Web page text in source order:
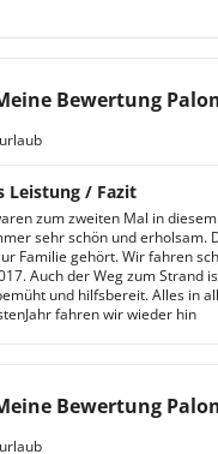
Bewertung
Leistung / Fazit
zum zweiten Mal in
sehr schön und erholsam.
Familie gehört. Wir fahren
Auch der Weg zum Strand
und hilfsbereit. Alles in
fahren wir wieder hin
Bewertung